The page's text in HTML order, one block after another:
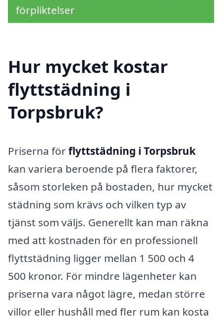
förpliktelser
Hur mycket kostar
flyttstädning i
Torpsbruk?
Priserna förflyttstädning i Torpsbruk
kan variera beroende på flera faktorer,
såsom storleken på bostaden, hur mycket
städning som krävs och vilken typ av
tjänst som väljs. Generellt kan man räkna
med att kostnaden för en professionell
flyttstädning ligger mellan 1 500 och 4
500 kronor. För mindre lägenheter kan
priserna vara något lägre, medan större
villor eller hushåll med fler rum kan kosta